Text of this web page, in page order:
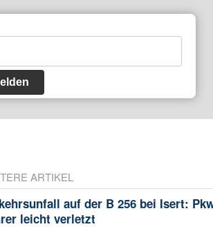
ARTIKEL
auf der B 256 bei Isert:
leicht verletzt